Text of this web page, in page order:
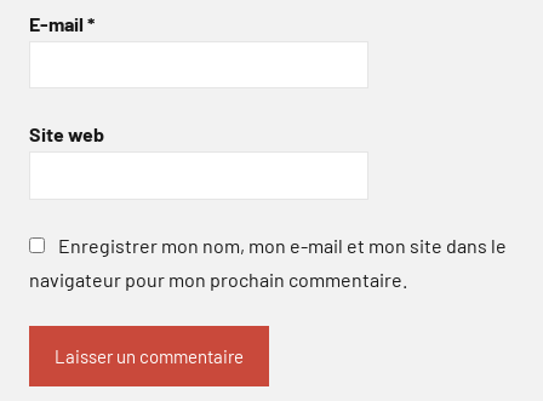
E-mail *
Site web
Enregistrer mon nom, mon e-mail et mon site dans le
navigateur pour mon prochain commentaire.